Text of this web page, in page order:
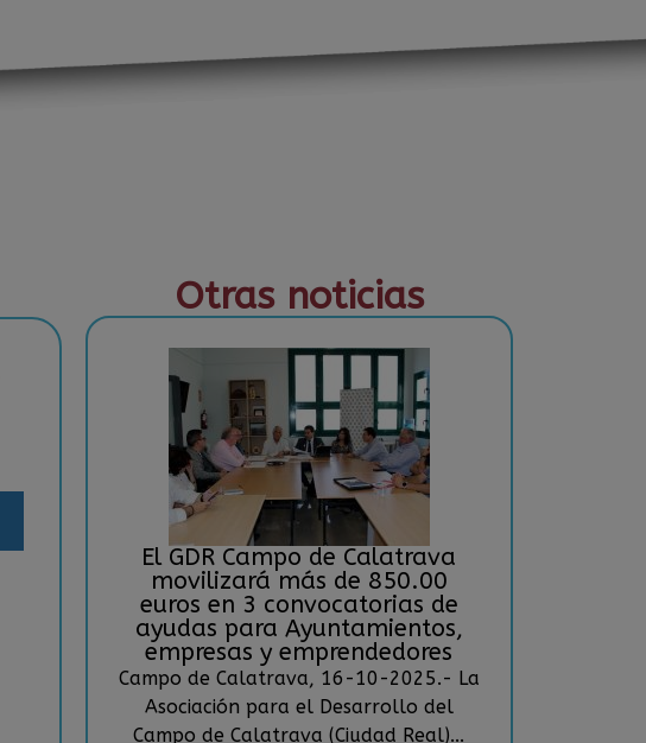
Otras noticias
El GDR Campo de Calatrava
movilizará más de 850.00
euros en 3 convocatorias de
ayudas para Ayuntamientos,
empresas y emprendedores
Campo de Calatrava, 16-10-2025.- La
Asociación para el Desarrollo del
Campo de Calatrava (Ciudad Real)...